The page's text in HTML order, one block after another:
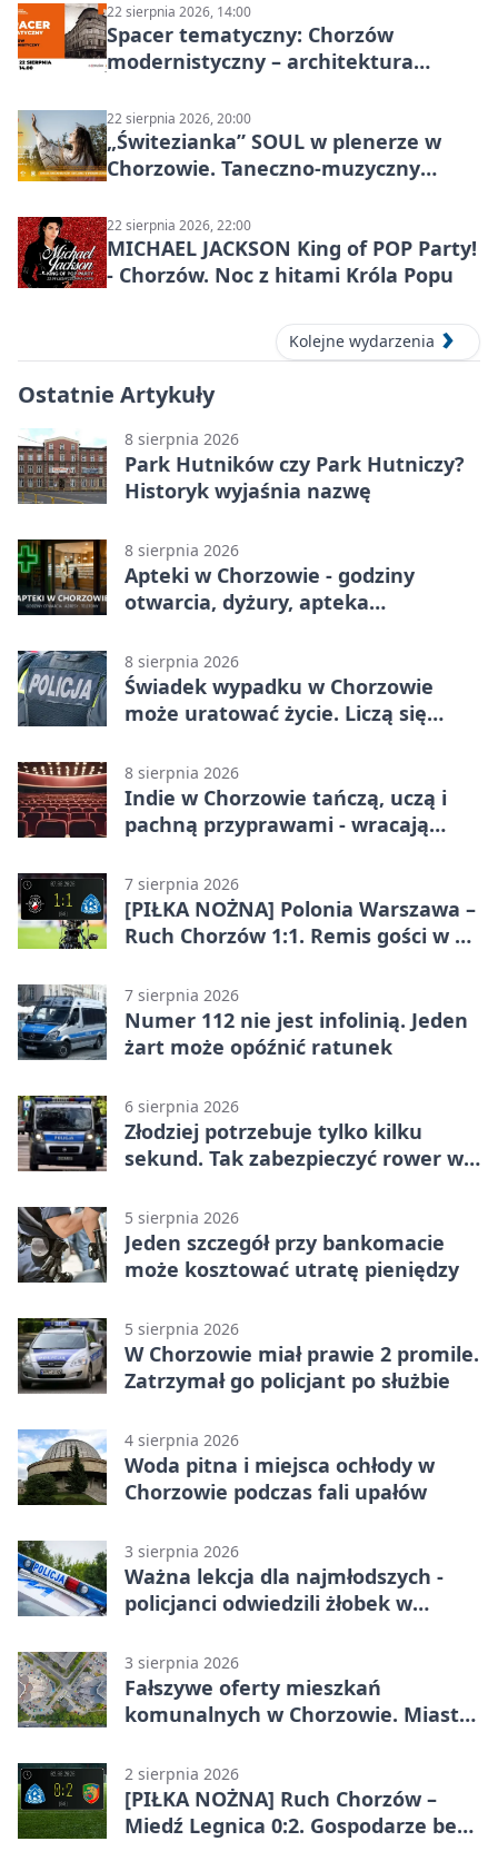
22 sierpnia 2026, 14:00
Spacer tematyczny: Chorzów
modernistyczny – architektura
22 sierpnia 2026, 20:00
„Świtezianka” SOUL w plenerze w
Chorzowie. Taneczno-muzyczny
22 sierpnia 2026, 22:00
MICHAEL JACKSON King of POP Party!
- Chorzów. Noc z hitami Króla Popu
Kolejne wydarzenia
Ostatnie Artykuły
8 sierpnia 2026
Park Hutników czy Park Hutniczy?
Historyk wyjaśnia nazwę
8 sierpnia 2026
Apteki w Chorzowie - godziny
otwarcia, dyżury, apteka
8 sierpnia 2026
Świadek wypadku w Chorzowie
może uratować życie. Liczą się
8 sierpnia 2026
Indie w Chorzowie tańczą, uczą i
pachną przyprawami - wracają
7 sierpnia 2026
[PIŁKA NOŻNA] Polonia Warszawa –
Ruch Chorzów 1:1. Remis gości w 3.
7 sierpnia 2026
Numer 112 nie jest infolinią. Jeden
żart może opóźnić ratunek
6 sierpnia 2026
Złodziej potrzebuje tylko kilku
sekund. Tak zabezpieczyć rower w
5 sierpnia 2026
Jeden szczegół przy bankomacie
może kosztować utratę pieniędzy
5 sierpnia 2026
W Chorzowie miał prawie 2 promile.
Zatrzymał go policjant po służbie
4 sierpnia 2026
Woda pitna i miejsca ochłody w
Chorzowie podczas fali upałów
3 sierpnia 2026
Ważna lekcja dla najmłodszych -
policjanci odwiedzili żłobek w
3 sierpnia 2026
Fałszywe oferty mieszkań
komunalnych w Chorzowie. Miasto
2 sierpnia 2026
[PIŁKA NOŻNA] Ruch Chorzów –
Miedź Legnica 0:2. Gospodarze bez